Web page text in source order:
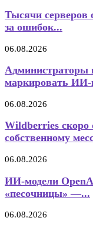
Тысячи серверов
за ошибок...
06.08.2026
Администраторы
маркировать ИИ-
06.08.2026
Wildberries скоро
собственному
06.08.2026
ИИ-модели
«песочницы» —...
06.08.2026